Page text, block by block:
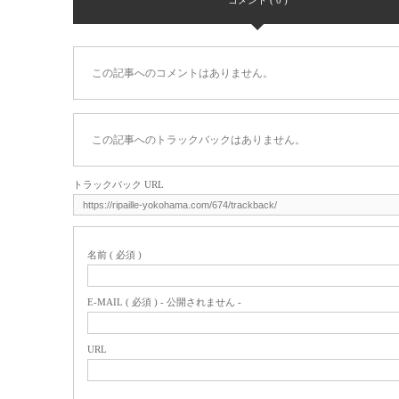
この記事へのコメントはありません。
この記事へのトラックバックはありません。
トラックバック URL
名前 ( 必須 )
E-MAIL ( 必須 ) - 公開されません -
URL